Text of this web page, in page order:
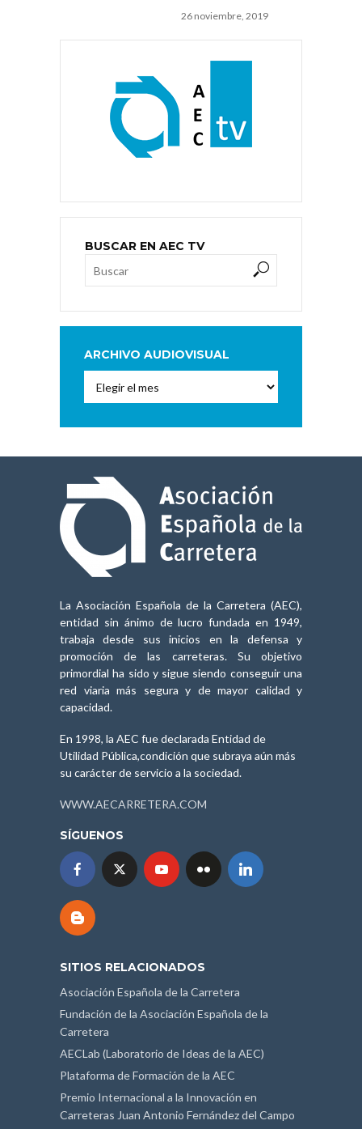
26 noviembre, 2019
BUSCAR EN AEC TV
ARCHIVO AUDIOVISUAL
Audiovisual
La Asociación Española de la Carretera (AEC),
entidad sin ánimo de lucro fundada en 1949,
trabaja desde sus inicios en la defensa y
promoción de las carreteras. Su objetivo
primordial ha sido y sigue siendo conseguir una
red viaria más segura y de mayor calidad y
capacidad.
En 1998, la AEC fue declarada Entidad de
Utilidad Pública,condición que subraya aún más
su carácter de servicio a la sociedad.
WWW.AECARRETERA.COM
SÍGUENOS
SITIOS RELACIONADOS
Asociación Española de la Carretera
Fundación de la Asociación Española de la
Carretera
AECLab (Laboratorio de Ideas de la AEC)
Plataforma de Formación de la AEC
Premio Internacional a la Innovación en
Carreteras Juan Antonio Fernández del Campo